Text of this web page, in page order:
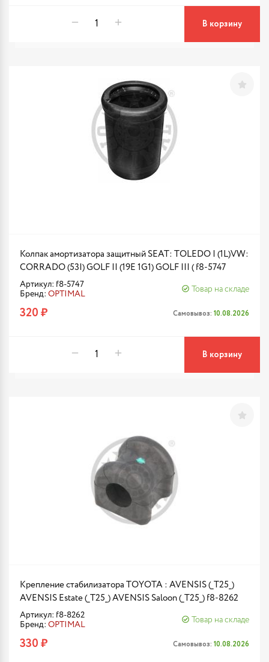
В корзину
Колпак амортизатора защитный SEAT: TOLEDO I (1L)VW:
CORRADO (53I) GOLF II (19E 1G1) GOLF III ( f8-5747
Артикул: f8-5747
Бренд: OPTIMAL
Товар на складе
320 ₽ Самовывоз: 10.08.2026
В корзину
Крепление стабилизатора TOYOTA : AVENSIS (_T25_)
AVENSIS Estate (_T25_) AVENSIS Saloon (_T25_) f8-8262
Артикул: f8-8262
Бренд: OPTIMAL
Товар на складе
330 ₽ Самовывоз: 10.08.2026